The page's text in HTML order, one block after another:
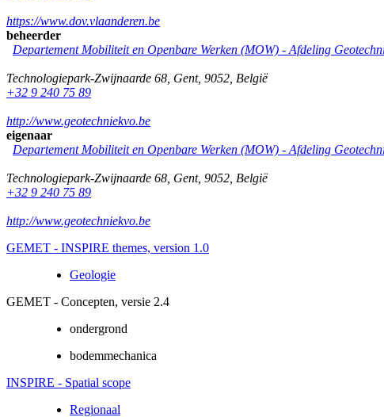
https://www.dov.vlaanderen.be
beheerder
Departement Mobiliteit en Openbare Werken (MOW) - Afdeling
Technologiepark-Zwijnaarde 68 Gent, 9052 België
+32 9 240 75 89
http://www.geotechniekvo.be
eigenaar
Departement Mobiliteit en Openbare Werken (MOW) - Afdeling
Technologiepark-Zwijnaarde 68 Gent, 9052 België
+32 9 240 75 89
http://www.geotechniekvo.be
GEMET - INSPIRE themes, version 1.0
Geologie
GEMET - Concepten, versie 2.4
ondergrond
bodemmechanica
INSPIRE - Spatial scope
Regionaal